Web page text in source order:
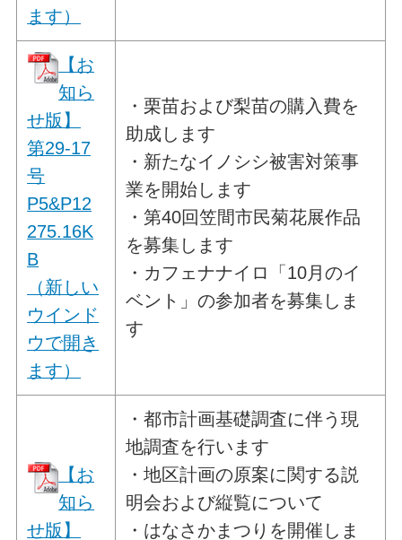
ます）
【お
知ら
せ版】
第29-17
号
P5&P12
275.16K
B
（新しい
ウインド
ウで開き
ます）
・栗苗および梨苗の購入費を
助成します
・新たなイノシシ被害対策事
業を開始します
・第40回笠間市民菊花展作品
を募集します
・カフェナナイロ「10月のイ
ベント」の参加者を募集しま
す
【お
知ら
せ版】
・都市計画基礎調査に伴う現
地調査を行います
・地区計画の原案に関する説
明会および縦覧について
・はなさかまつりを開催しま